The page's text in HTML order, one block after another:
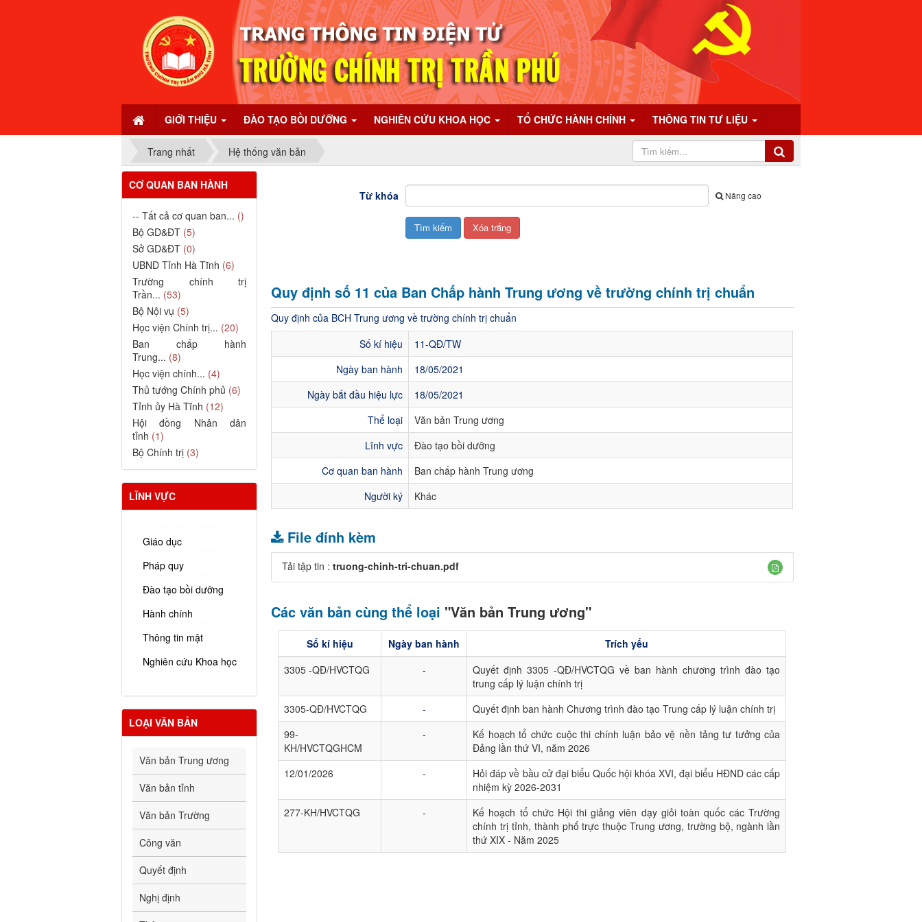
GIỚI THIỆU ĐÀO TẠO BỒI DƯỠNG NGHIÊN CỨU KHOA HỌC TỔ CHỨC HÀNH CHÍNH THÔNG TIN TƯ LIỆU
Trang nhất Hệ thống văn bản
Từ khóa Nâng cao
Quy định số 11 của Ban Chấp hành Trung ương về trường chính trị chuẩn
Quy định của BCH Trung ương về trường chính trị chuẩn
Số kí hiệu
11-QĐ/TW
Ngày ban hành
18/05/2021
Ngày bắt đầu hiệu lực
18/05/2021
Thể loại
Văn bản Trung ương
Lĩnh vực
Đào tạo bồi dưỡng
Cơ quan ban hành
Ban chấp hành Trung ương
Người ký
Khác
File đính kèm
Tải tập tin :truong-chinh-tri-chuan.pdf
Các văn bản cùng thể loại "Văn bản Trung ương"
Số kí hiệu Ngày ban hành
Trích yếu
3305 -QĐ/HVCTQG
-
Quyết định 3305 -QĐ/HVCTQG về ban hành chương trình đào tạo
trung cấp lý luận chính trị
3305-QĐ/HVCTQG
-
Quyết định ban hành Chương trình đào tạo Trung cấp lý luận chính trị
99-
KH/HVCTQGHCM
-
Kế hoạch tổ chức cuộc thi chính luận bảo vệ nền tảng tư tưởng của
Đảng lần thứ VI, năm 2026
12/01/2026
-
Hỏi đáp về bầu cử đại biểu Quốc hội khóa XVI, đại biểu HĐND các cấp
nhiệm kỳ 2026-2031
277-KH/HVCTQG
-
Kế hoạch tổ chức Hội thi giảng viên dạy giỏi toàn quốc các Trường
chính trị tỉnh, thành phố trực thuộc Trung ương, trường bộ, ngành lần
thứ XIX - Năm 2025
CƠ QUAN BAN HÀNH
-- Tất cả cơ quan ban... ()
Bộ GD&ĐT (5)
Sở GD&ĐT (0)
UBND Tỉnh Hà Tĩnh (6)
Trường chính trị
Trần... (53)
Bộ Nội vụ (5)
Học viện Chính trị... (20)
Ban chấp hành
Trung... (8)
Học viện chính... (4)
Thủ tướng Chính phủ (6)
Tỉnh ủy Hà Tĩnh (12)
Hội đồng Nhân dân
tỉnh (1)
Bộ Chính trị (3)
LĨNH VỰC
Giáo dục
Pháp quy
Đào tạo bồi dưỡng
Hành chính
Thông tin mật
Nghiên cứu Khoa học
LOẠI VĂN BẢN
Văn bản Trung ương
Văn bản tỉnh
Văn bản Trường
Công văn
Quyết định
Nghị định